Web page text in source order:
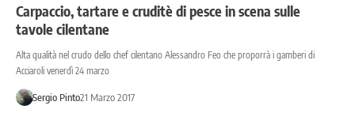
Carpaccio, tartare e cruditè di pesce in scena sulle
tavole cilentane
Alta qualità nel crudo dello chef cilentano Alessandro Feo che proporrà i gamberi di
Acciaroli venerdì 24 marzo
Sergio Pinto21 Marzo 2017